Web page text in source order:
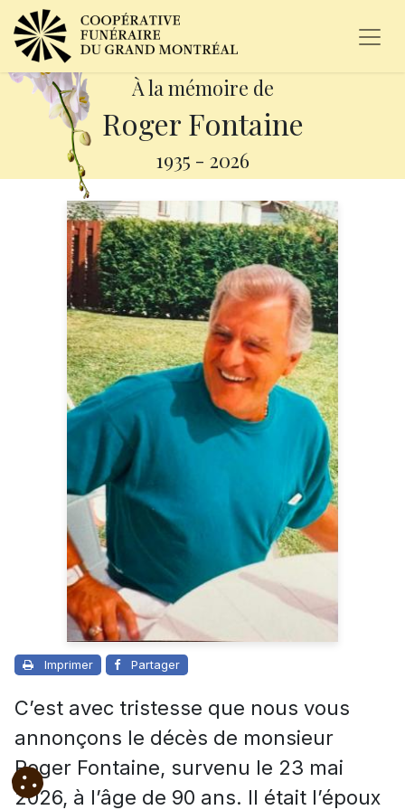
À la mémoire de
Roger Fontaine
1935 - 2026
Imprimer Partager
C’est avec tristesse que nous vous
annonçons le décès de monsieur
Roger Fontaine, survenu le 23 mai
2026, à l’âge de 90 ans. Il était l’époux